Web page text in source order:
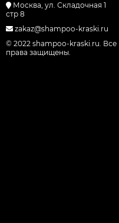
Москва, ул. Складочная 1
стр 8
zakaz@shampoo-kraski.ru
© 2022 shampoo-kraski.ru. Все
права защищены.